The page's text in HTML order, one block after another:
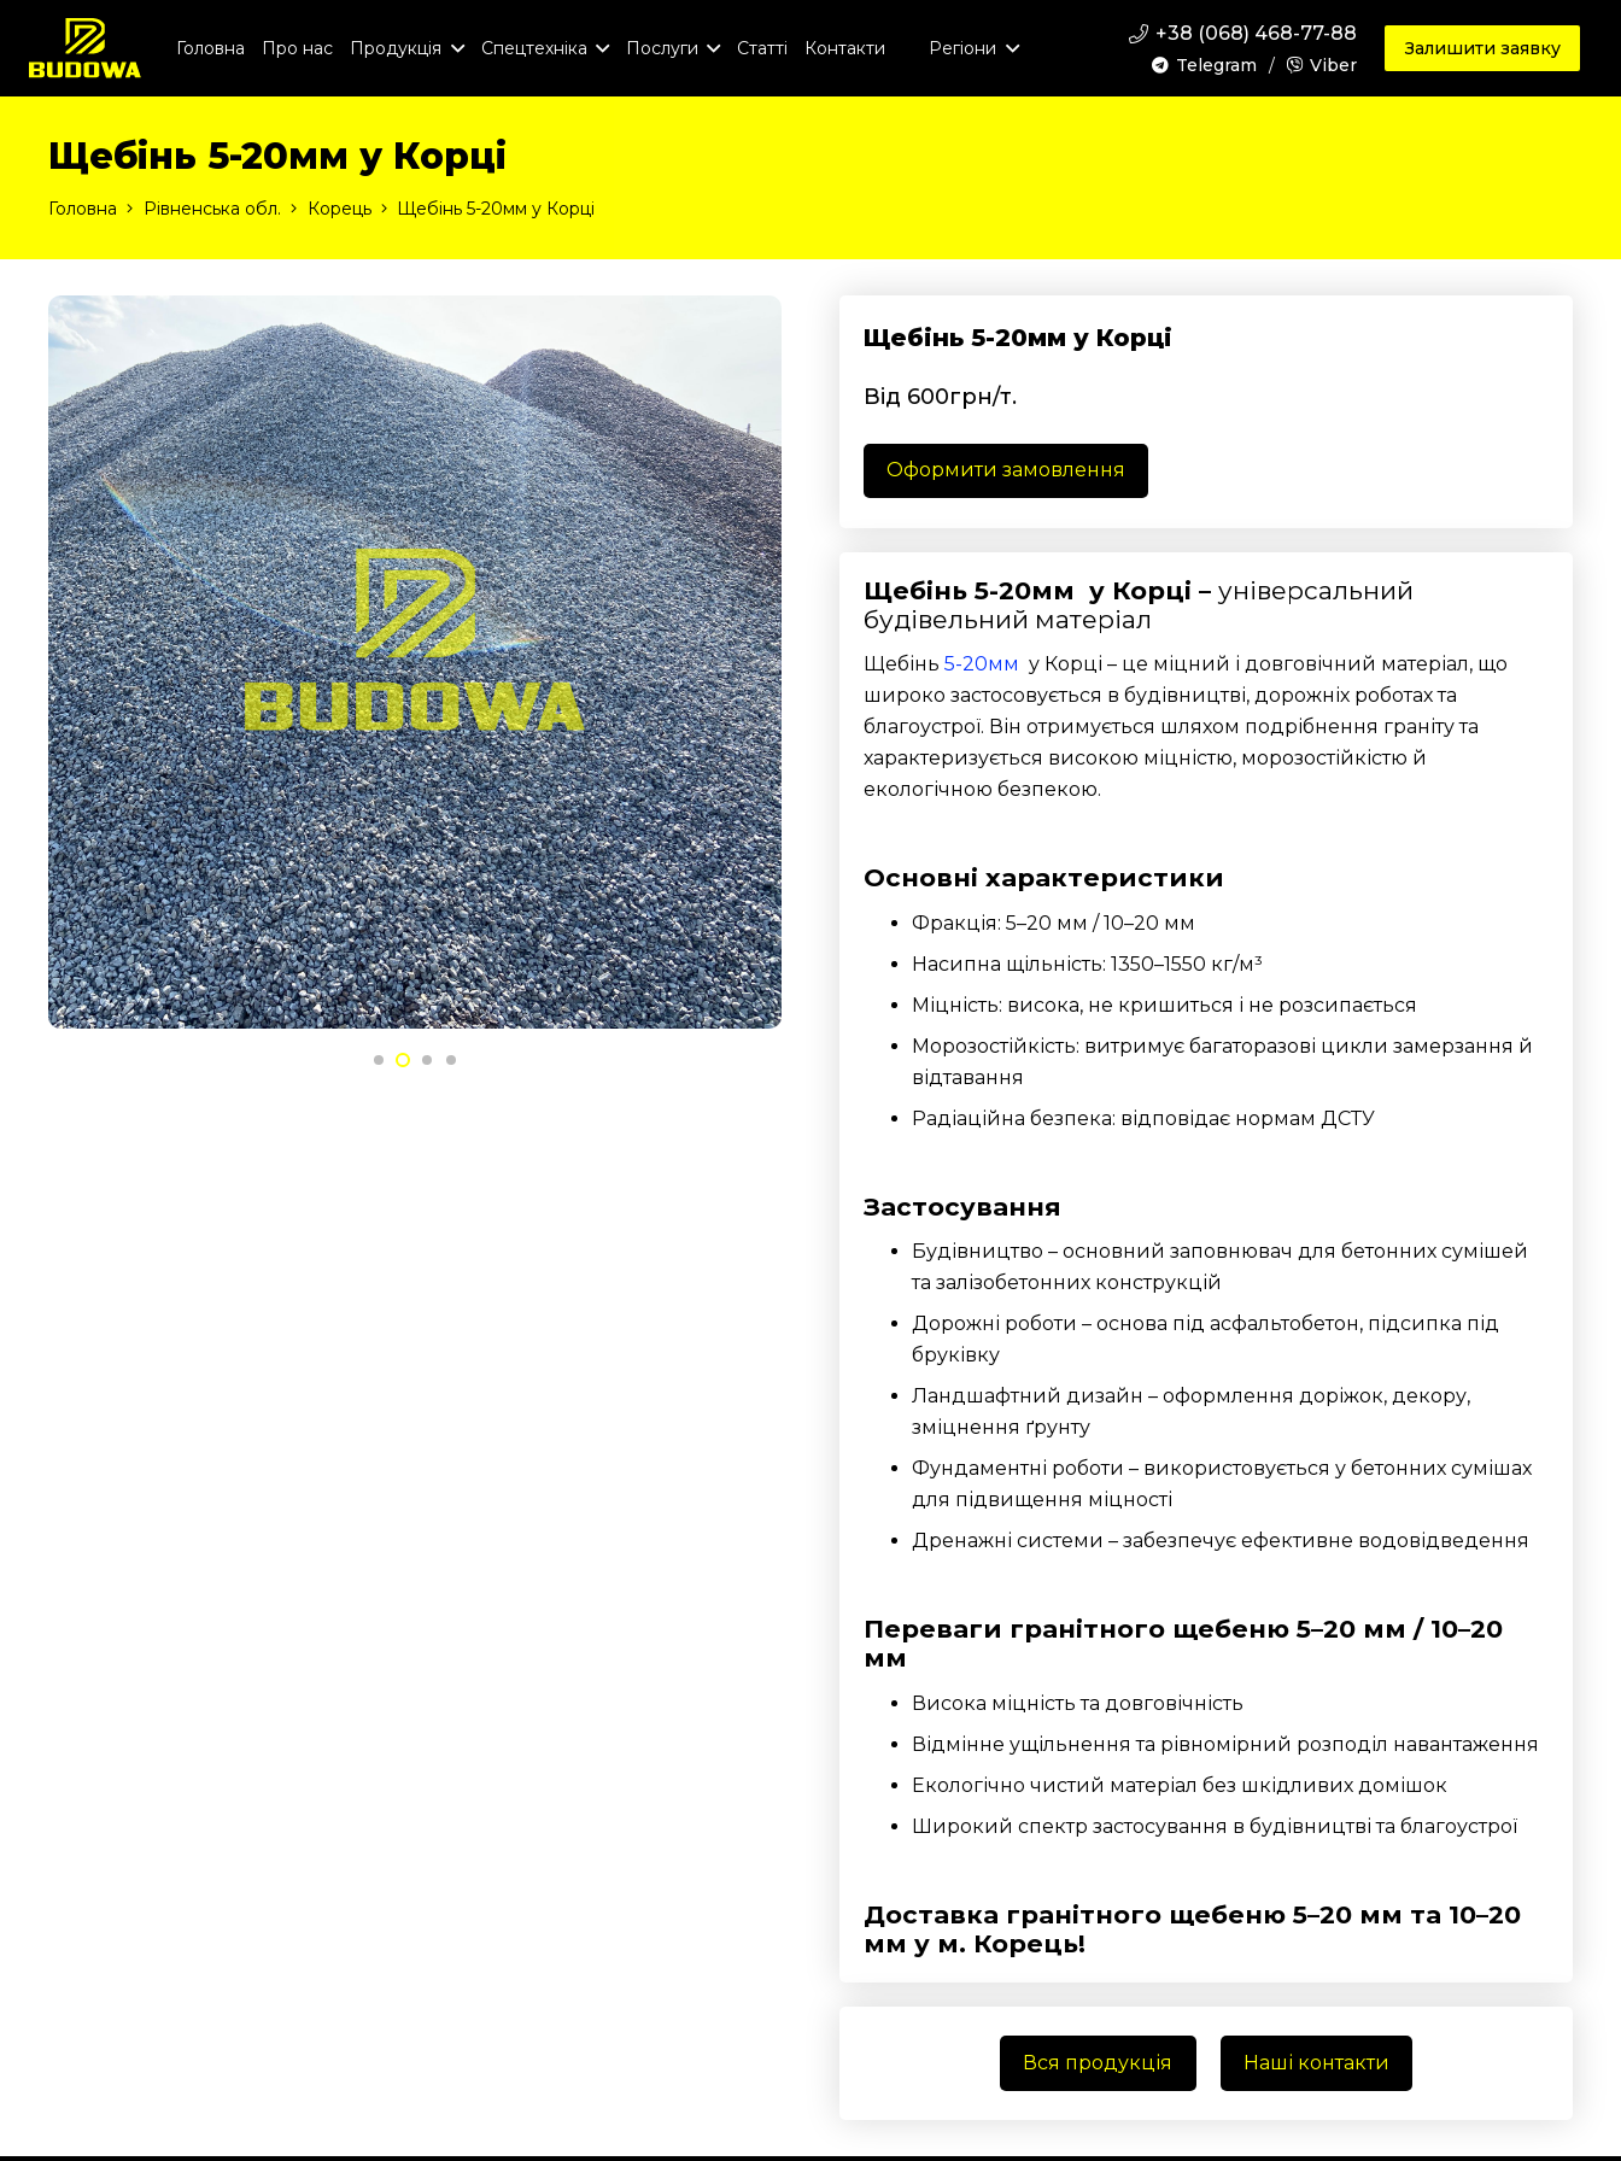
Головна Про нас Продукція Спецтехніка Послуги Статті Контакти Регіони
+38 (068) 468-77-88
Telegram / Viber
Залишити заявку
Щебінь 5-20мм у Корці
Головна Рівненська обл. Корець Щебінь 5-20мм у Корці
Щебінь 5-20мм у Корці
Від 600грн/т.
Оформити замовлення
Щебінь 5-20мм у Корці – універсальний
будівельний матеріал
Щебінь 5-20мм у Корці – це міцний і довговічний матеріал, що
широко застосовується в будівництві, дорожніх роботах та
благоустрої. Він отримується шляхом подрібнення граніту та
характеризується високою міцністю, морозостійкістю й
екологічною безпекою.
Основні характеристики
Фракція: 5–20 мм / 10–20 мм
Насипна щільність: 1350–1550 кг/м³
Міцність: висока, не кришиться і не розсипається
Морозостійкість: витримує багаторазові цикли замерзання й
відтавання
Радіаційна безпека: відповідає нормам ДСТУ
Застосування
Будівництво – основний заповнювач для бетонних сумішей
та залізобетонних конструкцій
Дорожні роботи – основа під асфальтобетон, підсипка під
бруківку
Ландшафтний дизайн – оформлення доріжок, декору,
зміцнення ґрунту
Фундаментні роботи – використовується у бетонних сумішах
для підвищення міцності
Дренажні системи – забезпечує ефективне водовідведення
Переваги гранітного щебеню 5–20 мм / 10–20
мм
Висока міцність та довговічність
Відмінне ущільнення та рівномірний розподіл навантаження
Екологічно чистий матеріал без шкідливих домішок
Широкий спектр застосування в будівництві та благоустрої
Доставка гранітного щебеню 5–20 мм та 10–20
мм у м. Корець!
Вся продукція Наші контакти